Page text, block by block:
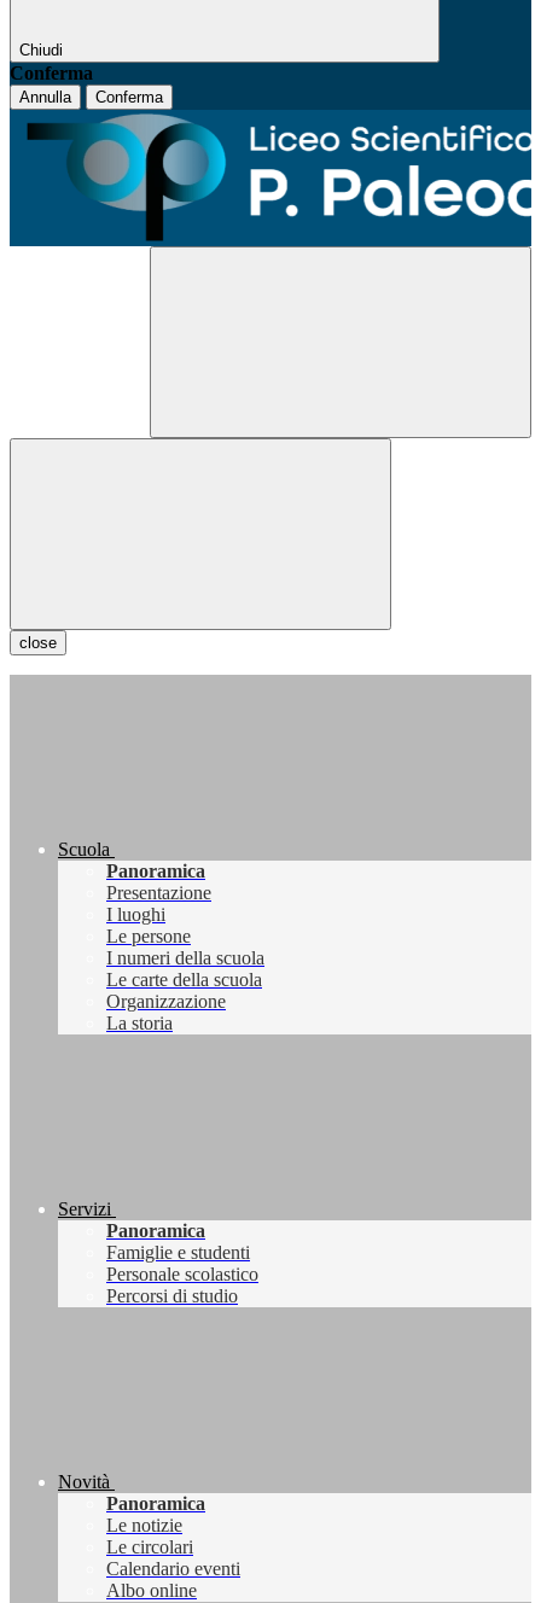
Chiudi
Conferma
Annulla Conferma
close
Scuola
Panoramica
Presentazione
I luoghi
Le persone
I numeri della scuola
Le carte della scuola
Organizzazione
La storia
Servizi
Panoramica
Famiglie e studenti
Personale scolastico
Percorsi di studio
Novità
Panoramica
Le notizie
Le circolari
Calendario eventi
Albo online